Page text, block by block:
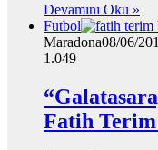
Devamını Oku »
Futbol
Maradona08/06/
1.049
Fatih